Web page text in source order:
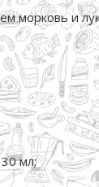
морковь и
мл;